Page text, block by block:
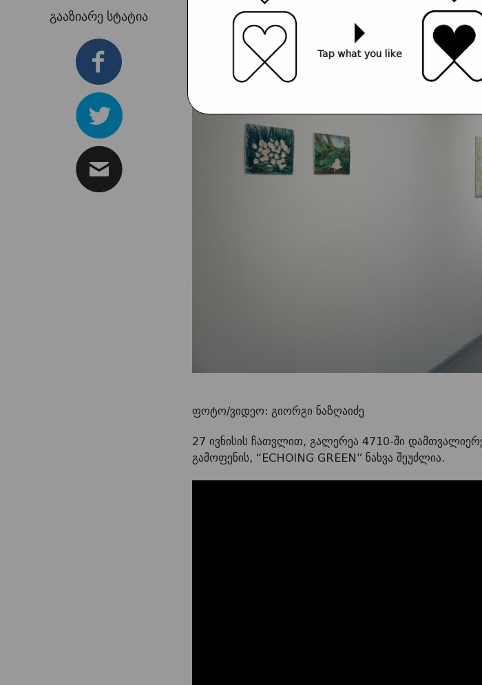
გააზიარე სტატია
ფოტო/ვიდეო: გიორგი ნაზღაიძე
27 ივნისის ჩათვლით, გალერეა 4710-ში
გამოფენის, “ECHOING GREEN” ნახვა შეუძლია.
Tap what you like